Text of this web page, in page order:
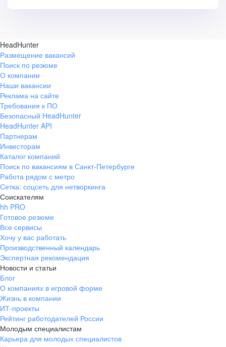
HeadHunter
Размещение вакансий
Поиск по резюме
О компании
Наши вакансии
Реклама на сайте
Требования к ПО
Безопасный HeadHunter
HeadHunter API
Партнерам
Инвесторам
Каталог компаний
Поиск по вакансиям в Санкт-Петербурге
Работа рядом с метро
Сетка: соцсеть для нетворкинга
Соискателям
hh PRO
Готовое резюме
Все сервисы
Хочу у вас работать
Производственный календарь
Экспертная рекомендация
Новости и статьи
Блог
О компаниях в игровой форме
Жизнь в компании
ИТ-проекты
Рейтинг работодателей России
Молодым специалистам
Карьера для молодых специалистов